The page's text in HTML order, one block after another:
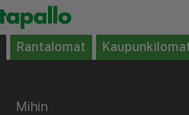
Rantalomat
Mihin